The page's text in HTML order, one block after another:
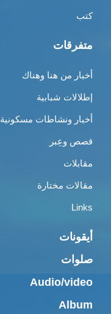
كتب
متفرقات
أخبار من هنا وهناك
إطلالات شبابية
أخبار ونشاطات مسكونية
قصص وعِبر
مقابلات
مقالات مختارة
Links
أيقونات
صلوات
Audio/video
Album